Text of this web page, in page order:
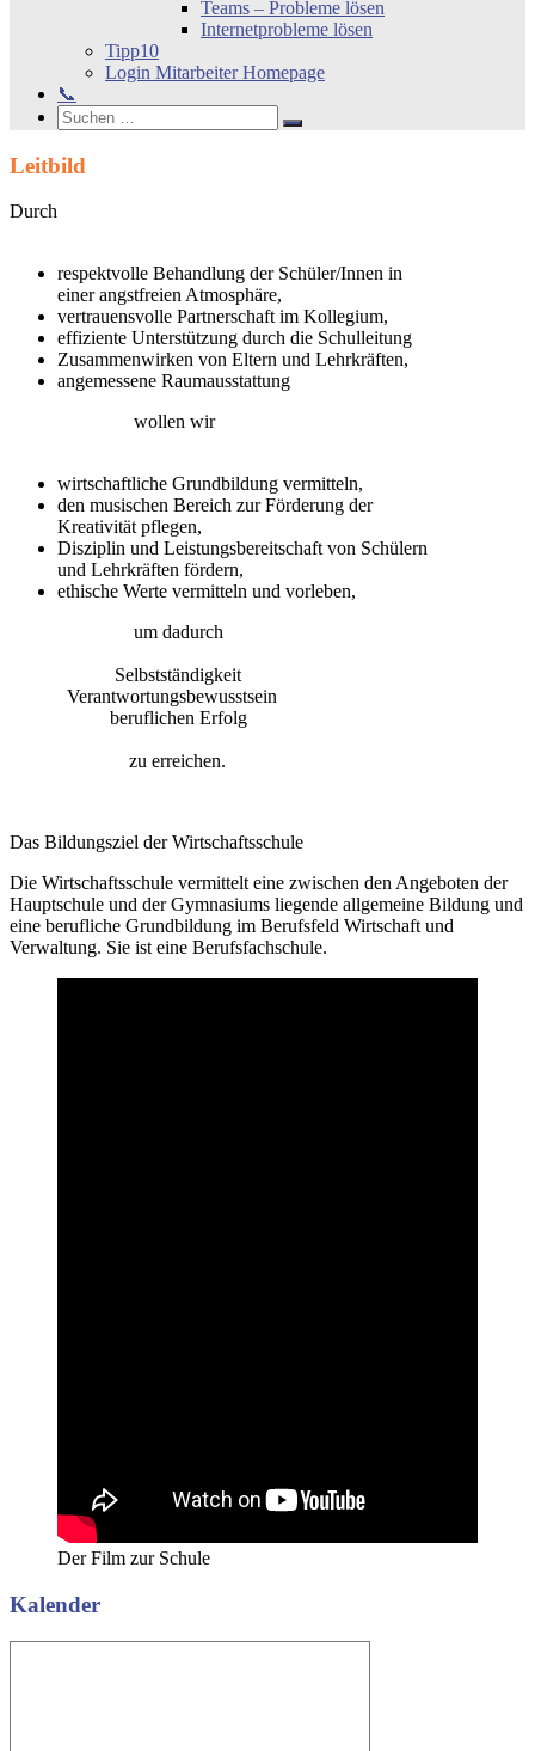
Teams – Probleme lösen
Internetprobleme lösen
Tipp10
Login Mitarbeiter Homepage
📞
Search
Suchen
nach:
Suchen
Leitbild
Durch
respektvolle Behandlung der Schüler/Innen in
einer angstfreien Atmosphäre,
vertrauensvolle Partnerschaft im Kollegium,
effiziente Unterstützung durch die Schulleitung
Zusammenwirken von Eltern und Lehrkräften,
angemessene Raumausstattung
wollen wir
wirtschaftliche Grundbildung vermitteln,
den musischen Bereich zur Förderung der
Kreativität pflegen,
Disziplin und Leistungsbereitschaft von Schülern
und Lehrkräften fördern,
ethische Werte vermitteln und vorleben,
um dadurch
Selbstständigkeit
Verantwortungsbewusstsein
beruflichen Erfolg
zu erreichen.
Das Bildungsziel der Wirtschaftsschule
Die Wirtschaftsschule vermittelt eine zwischen den Angeboten der
Hauptschule und der Gymnasiums liegende allgemeine Bildung und
eine berufliche Grundbildung im Berufsfeld Wirtschaft und
Verwaltung. Sie ist eine Berufsfachschule.
Der Film zur Schule
Kalender